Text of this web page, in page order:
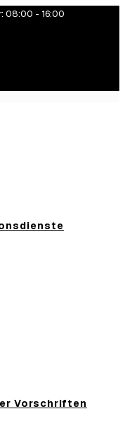
08:00 - 16:00
Vorschriften